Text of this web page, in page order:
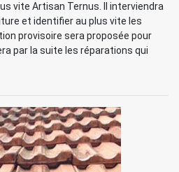
vite Artisan Ternus. Il interviendra
et identifier au plus vite les
provisoire sera proposée pour
par la suite les réparations qui